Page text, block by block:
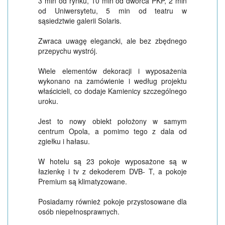
od Uniwersytetu, 5 min od teatru w
sąsiedztwie galerii Solaris.
Zwraca uwagę elegancki, ale bez zbędnego
przepychu wystrój.
Wiele elementów dekoracji i wyposażenia
wykonano na zamówienie i według projektu
właścicieli, co dodaje Kamienicy szczególnego
uroku.
Jest to nowy obiekt położony w samym
centrum Opola, a pomimo tego z dala od
zgiełku i hałasu.
W hotelu są 23 pokoje wyposażone są w
łazienkę i tv z dekoderem DVB- T, a pokoje
Premium są klimatyzowane.
Posiadamy również pokoje przystosowane dla
osób niepełnosprawnych.